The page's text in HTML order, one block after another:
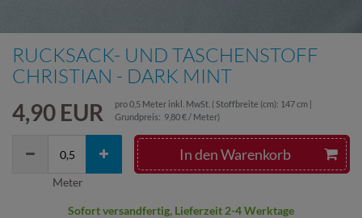
RUCKSACK- UND TASCHENSTOFF
CHRISTIAN - DARK MINT
4,90 EUR pro0,5 Meter inkl. MwSt. ( Stoffbreite (cm): 147 cm |
Grundpreis: 9,80 € / Meter)
In den Warenkorb
Meter
Sofort versandfertig, Lieferzeit 2-4 Werktage